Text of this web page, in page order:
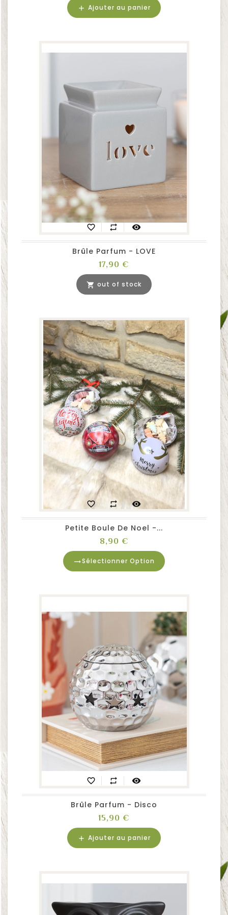
add Ajouter au panier
favorite_border repeat visibility
Brûle Parfum - LOVE
Prix
17,90 €
shopping_cart out of stock
favorite_border repeat visibility
Petite Boule De Noel -...
Prix
8,90 €
trending_flatSélectionner Option
favorite_border repeat visibility
Brûle Parfum - Disco
Prix
15,90 €
add Ajouter au panier